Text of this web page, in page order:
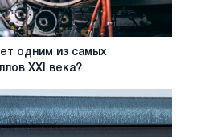
одним из самых
XXI века?